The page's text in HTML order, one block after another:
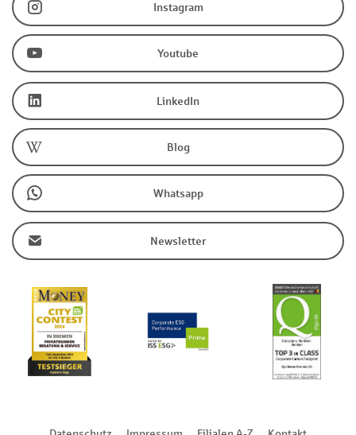
Instagram
Youtube
LinkedIn
Blog
Whatsapp
Newsletter